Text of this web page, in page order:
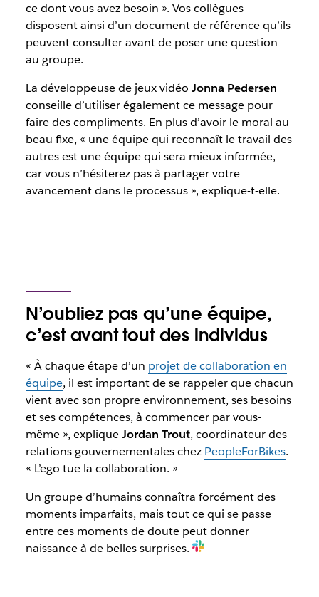
ce dont vous avez besoin ». Vos collègues
disposent ainsi d’un document de référence qu’ils
peuvent consulter avant de poser une question
au groupe.
La développeuse de jeux vidéo Jonna Pedersen
conseille d’utiliser également ce message pour
faire des compliments. En plus d’avoir le moral au
beau fixe, « une équipe qui reconnaît le travail des
autres est une équipe qui sera mieux informée,
car vous n’hésiterez pas à partager votre
avancement dans le processus », explique-t-elle.
N’oubliez pas qu’une équipe,
c’est avant tout des individus
« À chaque étape d’un projet de collaboration en
équipe, il est important de se rappeler que chacun
vient avec son propre environnement, ses besoins
et ses compétences, à commencer par vous-
même », expliqueJordan Trout, coordinateur des
relations gouvernementales chez PeopleForBikes.
« L’ego tue la collaboration. »
Un groupe d’humains connaîtra forcément des
moments imparfaits, mais tout ce qui se passe
entre ces moments de doute peut donner
naissance à de belles surprises.